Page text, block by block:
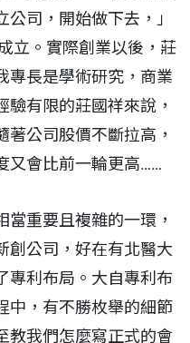
司，開始做下去，」
立。實際創業以後，莊
專長是學術研究，商業
有限的莊國祥來說，
公司股價不斷拉高，
又會比前一輪更高……
重要且複雜的一環，
創公司，好在有北醫大
專利布局。大自專利布
中，有不勝枚舉的細節
教我們怎麼寫正式的會